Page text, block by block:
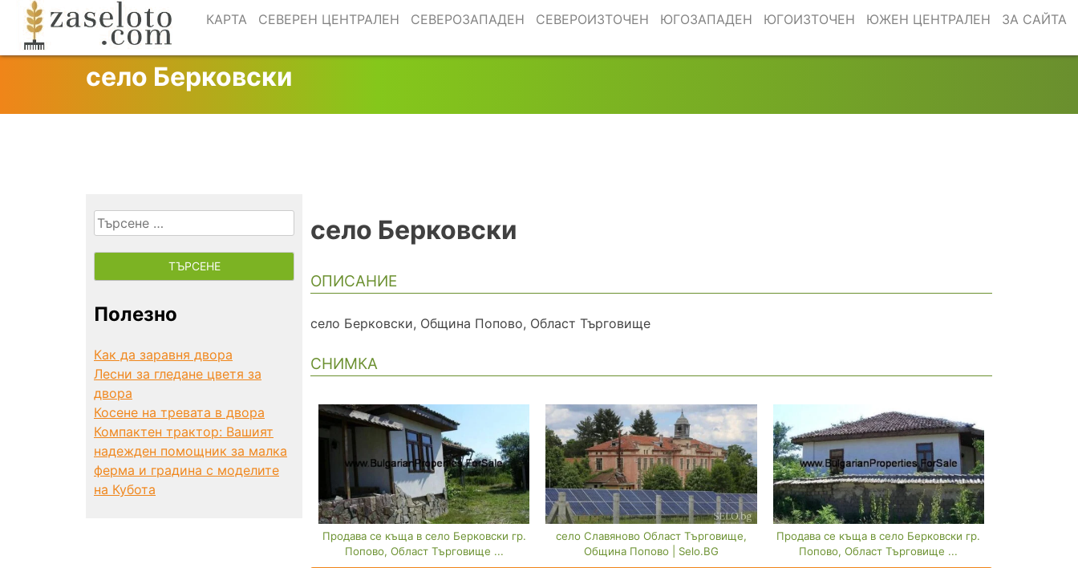
content
КАРТА СЕВЕРЕН ЦЕНТРАЛЕН СЕВЕРОЗАПАДЕН СЕВЕРОИЗТОЧЕН ЮГОЗАПАДЕН ЮГОИЗТОЧЕН ЮЖЕН ЦЕНТРАЛЕН ЗА САЙТА
село Берковски
село Берковски
ОПИСАНИЕ
село Берковски, Община Попово, Област Търговище
СНИМКА
Продава се къща в село Берковски гр.
Попово, Област Търговище ...
село Славяново Област Търговище,
Община Попово | Selo.BG
Продава се къща в село Берковски гр.
Попово, Област Търговище ...
Търсене
за:
Полезно
Как да заравня двора
Лесни за гледане цветя за
двора
Косене на тревата в двора
Компактен трактор: Вашият
надежден помощник за малка
ферма и градина с моделите
на Кубота